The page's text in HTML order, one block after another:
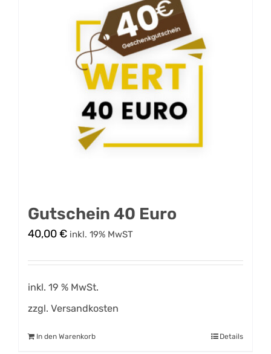
Gutschein 40 Euro
40,00€ inkl. 19% MwST
inkl. 19 % MwSt.
zzgl. Versandkosten
In den Warenkorb Details